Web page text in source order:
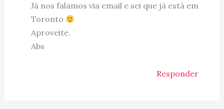
Já nos falamos via email e sei que já está em
Toronto
Aproveite.
Abs
Responder